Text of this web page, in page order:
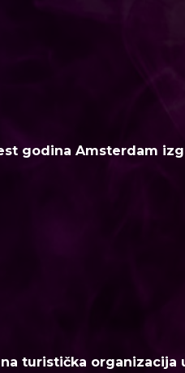
godina Amsterdam
turistička